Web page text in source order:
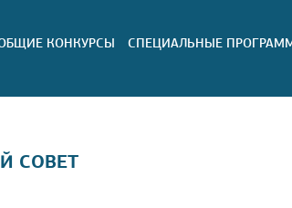
КОНКУРСЫ СПЕЦИАЛЬНЫЕ
СОВЕТ